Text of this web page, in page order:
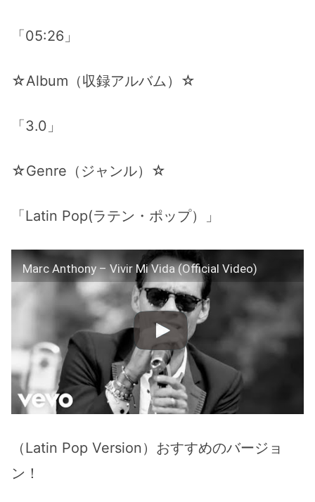
「05:26」
☆Album（収録アルバム）☆
「3.0」
☆Genre（ジャンル）☆
「Latin Pop(ラテン・ポップ）」
Marc Anthony – Vivir Mi Vida (Official Video)
（Latin Pop Version）おすすめのバージョ
ン！